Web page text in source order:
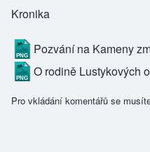
Kronika
Pozvání na Kameny
O rodině Lustykových
Pro vkládání komentářů se